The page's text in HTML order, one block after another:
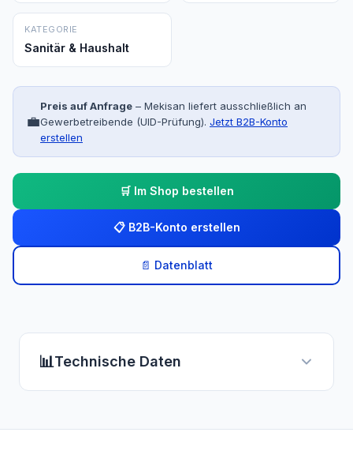
KATEGORIE
Sanitär & Haushalt
💼
Preis auf Anfrage – Mekisan liefert ausschließlich an
Gewerbetreibende (UID-Prüfung). Jetzt B2B-Konto
erstellen
🛒 Im Shop bestellen
📋 B2B-Konto erstellen
📄 Datenblatt
📊Technische Daten